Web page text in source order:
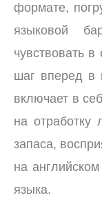
формате,
языковой
чувствовать
шаг вперед в
включает в
на отработку
запаса,
на
языка.